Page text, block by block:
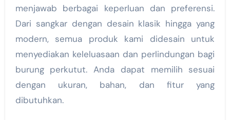
menjawab berbagai keperluan dan preferensi.
Dari sangkar dengan desain klasik hingga yang
modern, semua produk kami didesain untuk
menyediakan keleluasaan dan perlindungan bagi
burung perkutut. Anda dapat memilih sesuai
dengan ukuran, bahan, dan fitur yang
dibutuhkan.